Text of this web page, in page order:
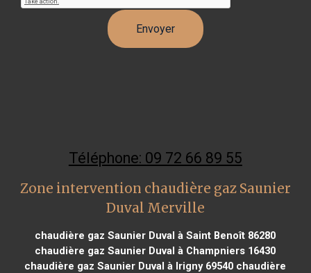
Téléphone: 09 72 66 89 55
Zone intervention chaudière gaz Saunier
Duval Merville
chaudière gaz Saunier Duval à Saint Benoît 86280
chaudière gaz Saunier Duval à Champniers 16430
chaudière gaz Saunier Duval à Irigny 69540 chaudière